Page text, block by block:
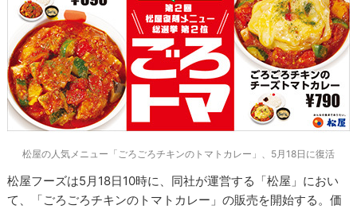
松屋の人気メニュー「ごろごろチキンのトマトカレー」、5月18日に復活
松屋フーズは5月18日10時に、同社が運営する「松屋」におい
て、「ごろごろチキンのトマトカレー」の販売を開始する。価